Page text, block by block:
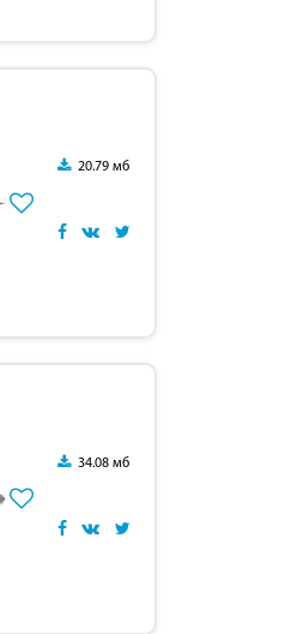
20.79 мб
34.08 мб